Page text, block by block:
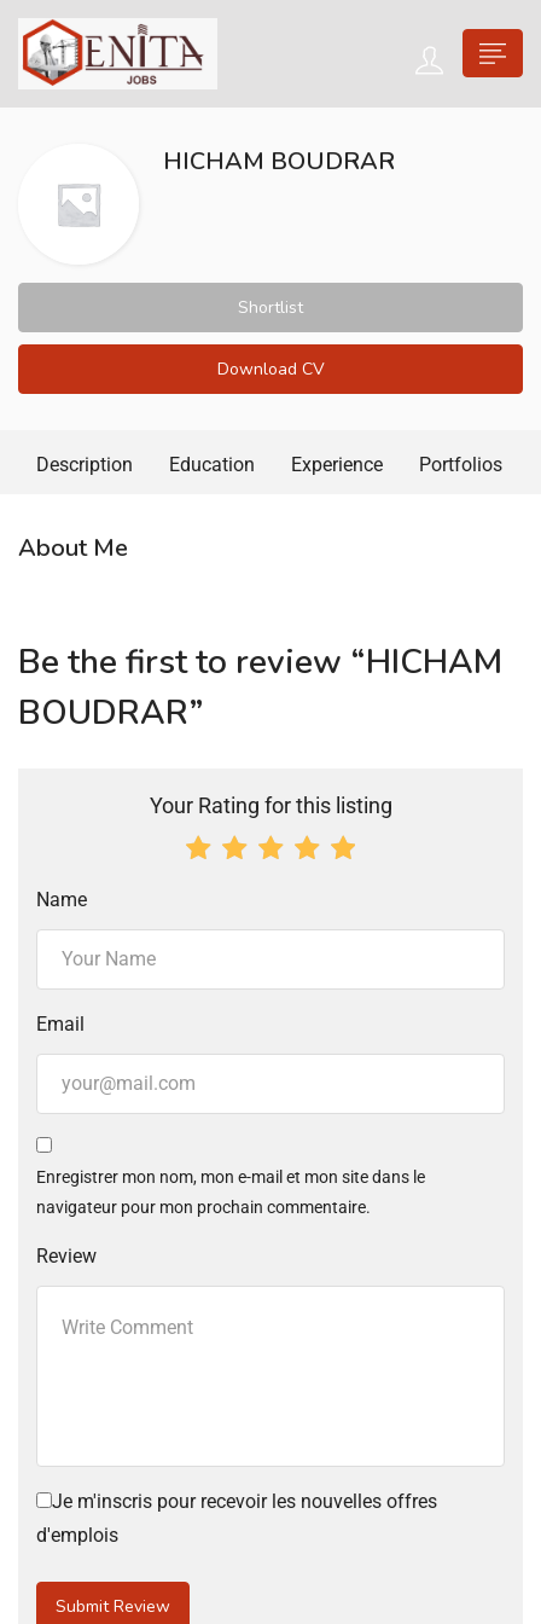
HICHAM BOUDRAR
Shortlist
Download CV
Description Education Experience Portfolios
About Me
Be the first to review “HICHAM
BOUDRAR”
Your Rating for this listing
Name
Email
Enregistrer mon nom, mon e-mail et mon site dans le
navigateur pour mon prochain commentaire.
Review
Je m'inscris pour recevoir les nouvelles offres
d'emplois